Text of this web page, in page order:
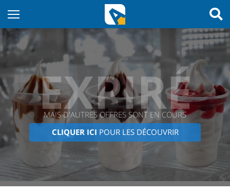
EXPIRÉ
MAIS D'AUTRES OFFRES SONT EN COURS
CLIQUER ICI POUR LES DÉCOUVRIR